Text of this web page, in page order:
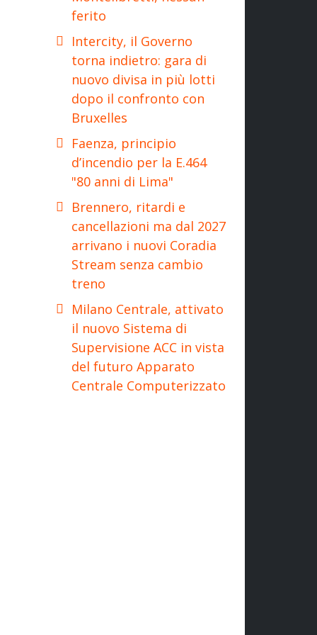
ferito
Intercity, il Governo
torna indietro: gara di
nuovo divisa in più lotti
dopo il confronto con
Bruxelles
Faenza, principio
d’incendio per la E.464
"80 anni di Lima"
Brennero, ritardi e
cancellazioni ma dal 2027
arrivano i nuovi Coradia
Stream senza cambio
treno
Milano Centrale, attivato
il nuovo Sistema di
Supervisione ACC in vista
del futuro Apparato
Centrale Computerizzato